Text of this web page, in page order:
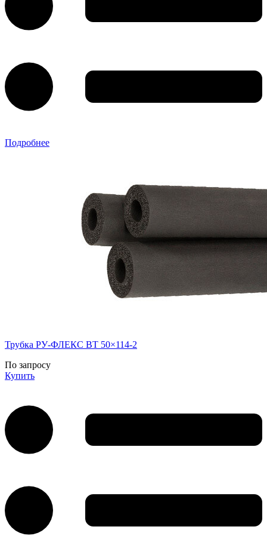
Подробнее
Трубка РУ-ФЛЕКС ВТ 50×114-2
По запросу
Купить